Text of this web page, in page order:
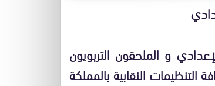
و الملحقون التربويون
التنظيمات النقابية بالمملكة